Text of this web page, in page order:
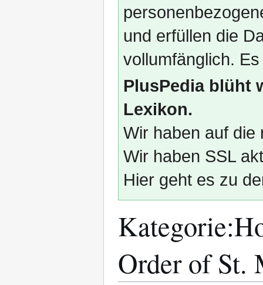
und erfüllen die
vollumfänglich.
PlusPedia blüht
Lexikon.
Wir haben auf die
Wir haben SSL
Hier geht es zu
Kategorie:
Order of St.